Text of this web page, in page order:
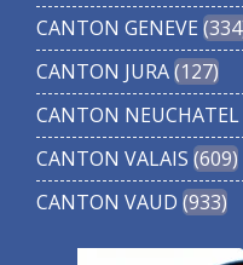
CANTON GENEVE 334
CANTON JURA 127
CANTON NEUCHATEL
CANTON VALAIS 609
CANTON VAUD 933